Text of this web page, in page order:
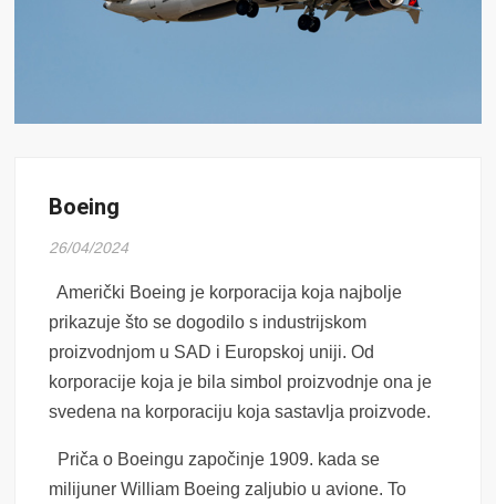
Boeing
26/04/2024
Američki Boeing je korporacija koja najbolje
prikazuje što se dogodilo s industrijskom
proizvodnjom u SAD i Europskoj uniji. Od
korporacije koja je bila simbol proizvodnje ona je
svedena na korporaciju koja sastavlja proizvode.
Priča o Boeingu započinje 1909. kada se
milijuner William Boeing zaljubio u avione. To